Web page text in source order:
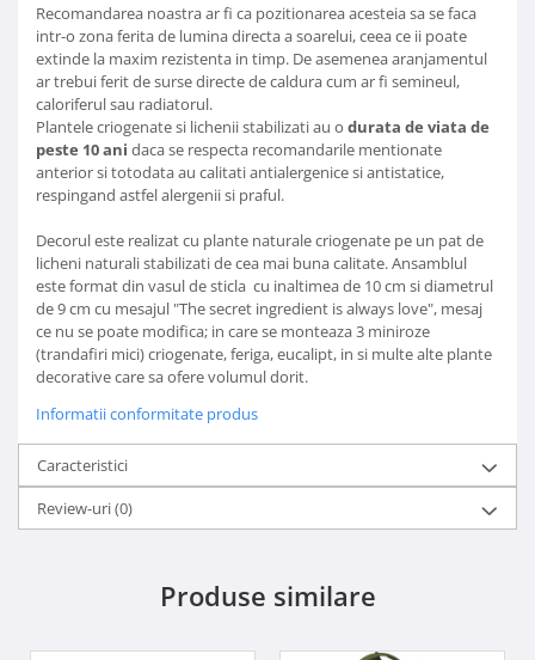
Recomandarea noastra ar fi ca pozitionarea acesteia sa se faca
intr-o zona ferita de lumina directa a soarelui, ceea ce ii poate
extinde la maxim rezistenta in timp. De asemenea aranjamentul
ar trebui ferit de surse directe de caldura cum ar fi semineul,
caloriferul sau radiatorul.
Plantele criogenate si lichenii stabilizati au o durata de viata de
peste 10 ani daca se respecta recomandarile mentionate
anterior si totodata au calitati antialergenice si antistatice,
respingand astfel alergenii si praful.
Decorul este realizat cu plante naturale criogenate pe un pat de
licheni naturali stabilizati de cea mai buna calitate. Ansamblul
este format din vasul de sticla cu inaltimea de 10 cm si diametrul
de 9 cm cu mesajul "The secret ingredient is always love", mesaj
ce nu se poate modifica; in care se monteaza 3 miniroze
(trandafiri mici) criogenate, feriga, eucalipt, in si multe alte plante
decorative care sa ofere volumul dorit.
Informatii conformitate produs
Caracteristici
Review-uri(0)
Produse similare